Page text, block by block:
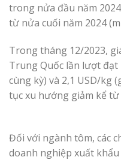
trong nửa đầu năm
từ nửa cuối năm 2024
Trong tháng 12/2023,
Trung Quốc lần lượt đạt
cùng kỳ) và 2,1 USD/kg
tục xu hướng giảm kể
Đối với ngành tôm, các
doanh nghiệp xuất